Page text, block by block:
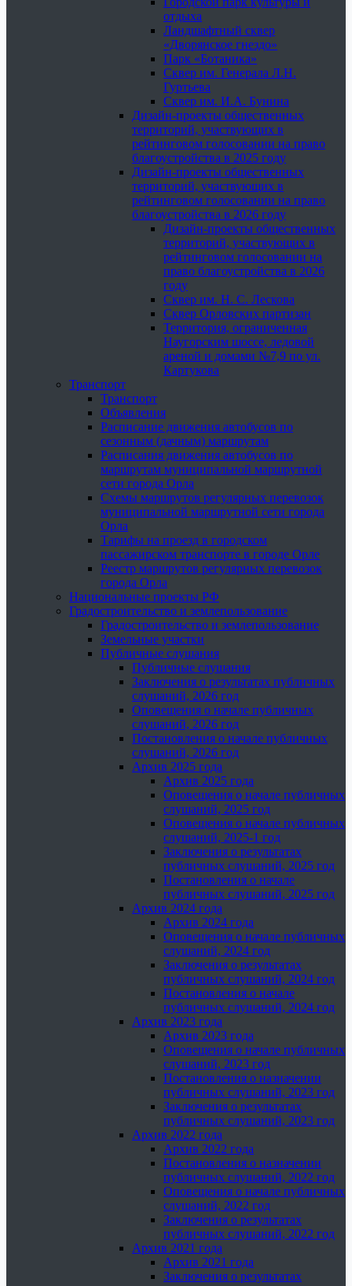
отдыха
Ландшафтный сквер
«Дворянское гнездо»
Парк «Ботаника»
Сквер им. Генерала Л.Н.
Гуртьева
Сквер им. И.А. Бунина
Дизайн-проекты общественных
территорий, участвующих в
рейтинговом голосовании на право
благоустройства в 2025 году
Дизайн-проекты общественных
территорий, участвующих в
рейтинговом голосовании на право
благоустройства в 2026 году
Дизайн-проекты общественных
территорий, участвующих в
рейтинговом голосовании на
право благоустройства в 2026
году
Сквер им. Н. С. Лескова
Сквер Орловских партизан
Территория, ограниченная
Наугорским шоссе, ледовой
ареной и домами №7,9 по ул.
Картукова
Транспорт
Транспорт
Объявления
Расписание движения автобусов по
сезонным (дачным) маршрутам
Расписания движения автобусов по
маршрутам муниципальной маршрутной
сети города Орла
Схемы маршрутов регулярных перевозок
муниципальной маршрутной сети города
Орла
Тарифы на проезд в городском
пассажирском транспорте в городе Орле
Реестр маршрутов регулярных перевозок
города Орла
Национальные проекты РФ
Градостроительство и землепользование
Градостроительство и землепользование
Земельные участки
Публичные слушания
Публичные слушания
Заключения о результатах публичных
слушаний, 2026 год
Оповещения о начале публичных
слушаний, 2026 год
Постановления о начале публичных
слушаний, 2026 год
Архив 2025 года
Архив 2025 года
Оповещения о начале публичных
слушаний, 2025 год
Оповещения о начале публичных
слушаний, 2025-1 год
Заключения о результатах
публичных слушаний, 2025 год
Постановления о начале
публичных слушаний, 2025 год
Архив 2024 года
Архив 2024 года
Оповещения о начале публичных
слушаний, 2024 год
Заключения о результатах
публичных слушаний, 2024 год
Постановления о начале
публичных слушаний, 2024 год
Архив 2023 года
Архив 2023 года
Оповещения о начале публичных
слушаний, 2023 год
Постановления о назначении
публичных слушаний, 2023 год
Заключения о результатах
публичных слушаний, 2023 год
Архив 2022 года
Архив 2022 года
Постановления о назначении
публичных слушаний, 2022 год
Оповещения о начале публичных
слушаний, 2022 год
Заключения о результатах
публичных слушаний, 2022 год
Архив 2021 года
Архив 2021 года
Заключения о результатах